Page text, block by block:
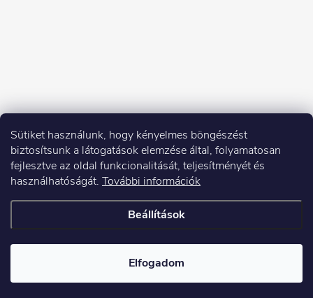
Sütiket használunk, hogy kényelmes böngészést
biztosítsunk a látogatások elemzése által, folyamatosan
fejlesztve az oldal funkcionalitását, teljesítményét és
használhatóságát. További információk
Beállítások
Elfogadom
Shoptet készítette
Copyright 2026Elektroshock.hu. Minden jog fenntartva.